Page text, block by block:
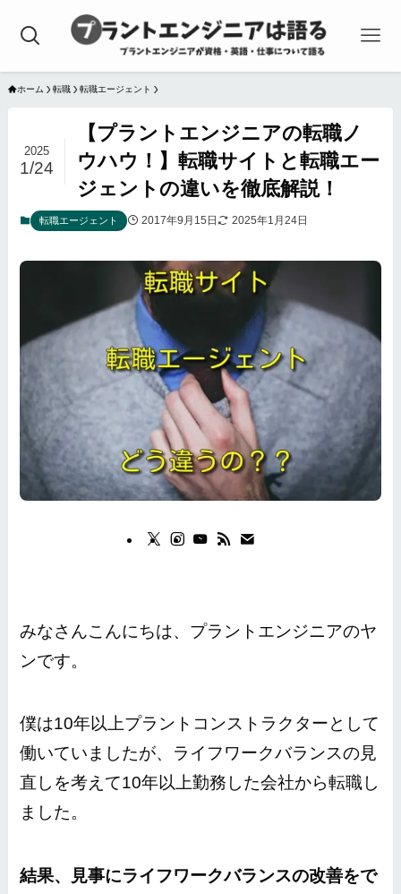
ホーム 転職 転職エージェント
【プラントエンジニアの転職ノ
ウハウ！】転職サイトと転職エー
ジェントの違いを徹底解説！
2025
1/24
転職エージェント 2017年9月15日 2025年1月24日
みなさんこんにちは、プラントエンジニアのヤ
ンです。
僕は10年以上プラントコンストラクターとして
働いていましたが、ライフワークバランスの見
直しを考えて10年以上勤務した会社から転職し
ました。
結果、見事にライフワークバランスの改善をで